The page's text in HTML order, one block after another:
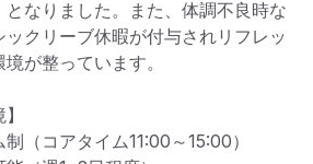
となりました。また、体調不良時な
クリーブ休暇が付与されリフレッ
が整っています。
（コアタイム11:00～15:00）